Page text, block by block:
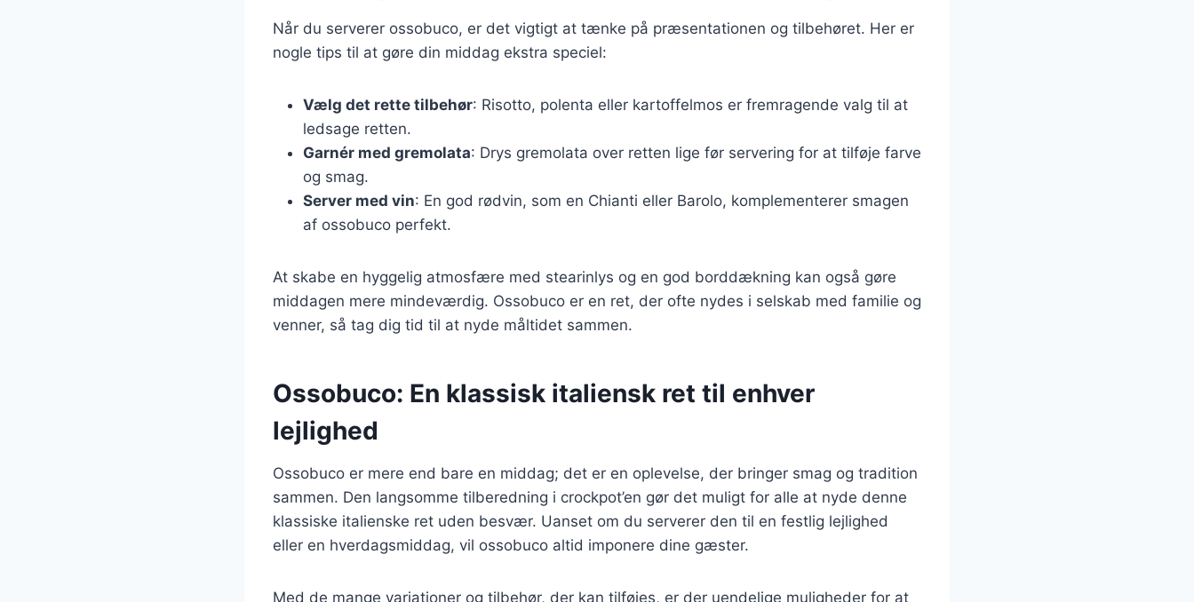
Når du serverer ossobuco, er det vigtigt at tænke på præsentationen og tilbehøret. Her er
nogle tips til at gøre din middag ekstra speciel:
Vælg det rette tilbehør: Risotto, polenta eller kartoffelmos er fremragende valg til at
ledsage retten.
Garnér med gremolata: Drys gremolata over retten lige før servering for at tilføje farve
og smag.
Server med vin: En god rødvin, som en Chianti eller Barolo, komplementerer smagen
af ossobuco perfekt.
At skabe en hyggelig atmosfære med stearinlys og en god borddækning kan også gøre
middagen mere mindeværdig. Ossobuco er en ret, der ofte nydes i selskab med familie og
venner, så tag dig tid til at nyde måltidet sammen.
Ossobuco: En klassisk italiensk ret til enhver
lejlighed
Ossobuco er mere end bare en middag; det er en oplevelse, der bringer smag og tradition
sammen. Den langsomme tilberedning i crockpot’en gør det muligt for alle at nyde denne
klassiske italienske ret uden besvær. Uanset om du serverer den til en festlig lejlighed
eller en hverdagsmiddag, vil ossobuco altid imponere dine gæster.
Med de mange variationer og tilbehør, der kan tilføjes, er der uendelige muligheder for at